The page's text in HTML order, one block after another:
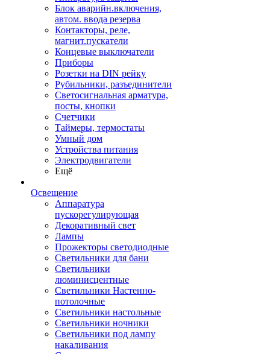
Блок аварийн.включения,
автом. ввода резерва
Контакторы, реле,
магнит.пускатели
Концевые выключатели
Приборы
Розетки на DIN рейку
Рубильники, разъединители
Светосигнальная арматура,
посты, кнопки
Счетчики
Таймеры, термостаты
Умный дом
Устройства питания
Электродвигатели
Ещё
Освещение
Аппаратура
пускорегулирующая
Декоративный свет
Лампы
Прожекторы светодиодные
Светильники для бани
Светильники
люминисцентные
Светильники Настенно-
потолочные
Светильники настольные
Светильники ночники
Светильники под лампу
накаливания